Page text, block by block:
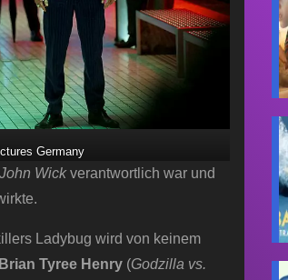
Germany
John Wickverantwortlich war und
Ladybug wird von keinem
Brian Tyree Henry (Godzilla vs.